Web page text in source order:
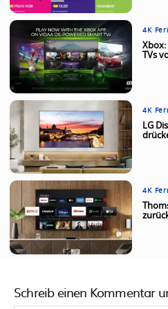
4K
Xbox:
TVs
4K
LG
4K
Schreib einen Kommentar